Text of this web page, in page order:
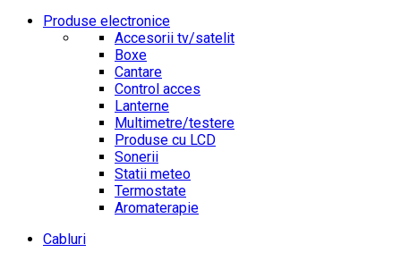
Produse electronice
Accesorii tv/satelit
Boxe
Cantare
Control acces
Lanterne
Multimetre/testere
Produse cu LCD
Sonerii
Statii meteo
Termostate
Aromaterapie
Cabluri